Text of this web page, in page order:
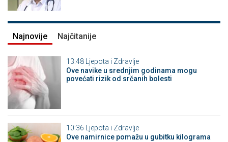
Najnovije Najčitanije
13:48 Ljepota i Zdravlje
Ove navike u srednjim godinama mogu
povećati rizik od srčanih bolesti
10:36
Ljepota i Zdravlje
Ove namirnice pomažu u gubitku kilograma